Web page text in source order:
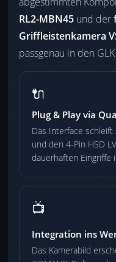
RL2-MBN45 und der
Griffleistenkamera
passgenau in den
🔌
Plug & Play via
Das Interface
und den 4-Pin HSD
dauerhaften Eingriffe
📺
Integration ins
Das Kamerabild